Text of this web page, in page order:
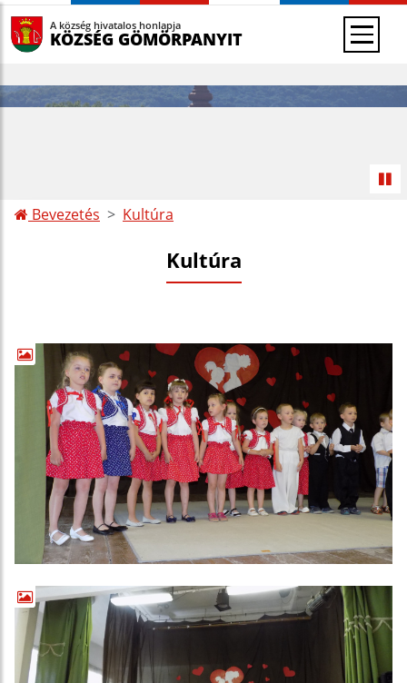
A község hivatalos honlapja
KÖZSÉG GÖMÖRPANYIT
Bevezetés Kultúra
Kultúra